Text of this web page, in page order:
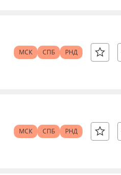
МСК СПБ РНД
МСК СПБ РНД